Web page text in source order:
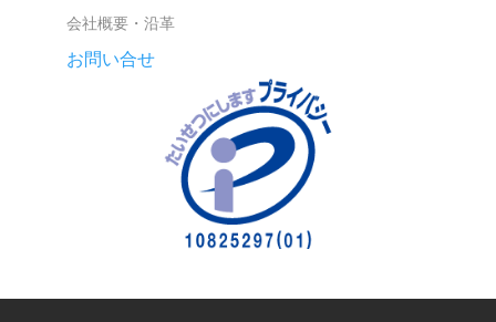
会社概要・沿革
お問い合せ